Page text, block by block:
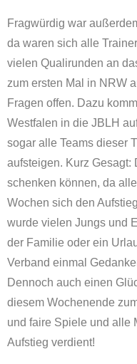
Fragwürdig war
da waren sich alle
vielen Qualirunden an
zum ersten Mal in NRW
Fragen offen. Dazu
Westfalen in die JBLH
sogar alle Teams dieser
aufsteigen. Kurz Gesagt:
schenken können, da
Wochen sich den
wurde vielen Jungs und
der Familie oder ein
Verband einmal
Dennoch auch einen
diesem Wochenende
und faire Spiele und alle
Aufstieg verdient!